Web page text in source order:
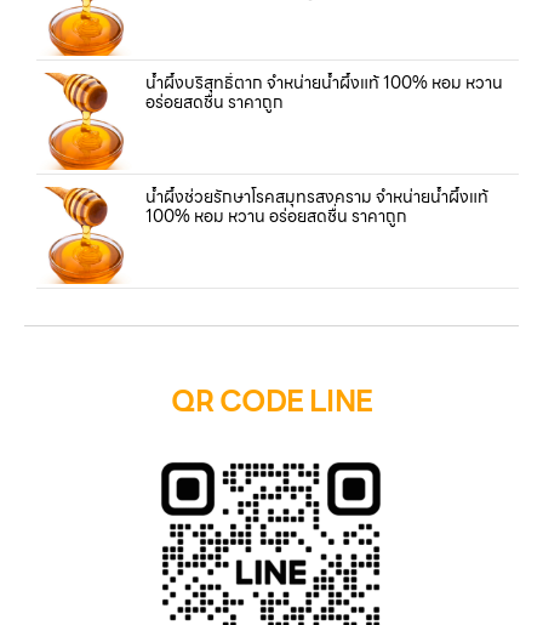
น้ำผึ้งบริสุทธิ์ตาก จำหน่ายน้ำผึ้งแท้ 100% หอม หวาน
อร่อยสดชื่น ราคาถูก
น้ำผึ้งช่วยรักษาโรคสมุทรสงคราม จำหน่ายน้ำผึ้งแท้
100% หอม หวาน อร่อยสดชื่น ราคาถูก
QR CODE LINE